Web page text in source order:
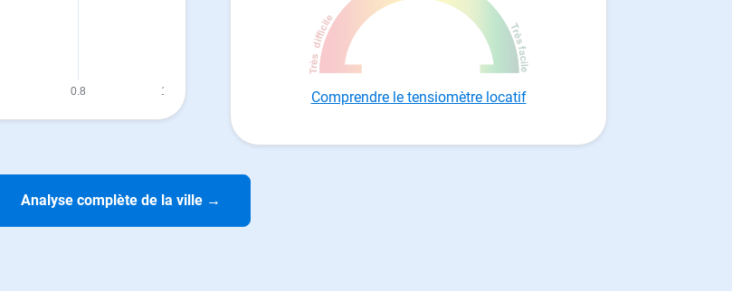
Comprendre le tensiomètre locatif
Analyse complète de la ville →